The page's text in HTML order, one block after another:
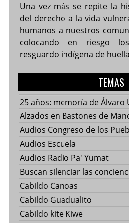
Una vez más se repite la
del derecho a la vida
humanos a nuestros
colocando en riesgo
resguardo indígena de
TEMAS
25 años: memoría de Álvaro
Alzados en Bastones de
Audios Congreso de los
Audios Escuela
Audios Radio Pa' Yumat
Buscan silenciar las
Cabildo Canoas
Cabildo Guadualito
Cabildo kite Kiwe